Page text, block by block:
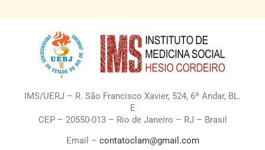
IMS/UERJ – R. São Francisco Xavier, 524, 6º Andar, BL.
E
CEP – 20550-013 – Rio de Janeiro – RJ – Brasil
Email – contatoclam@gmail.com